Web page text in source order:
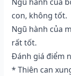
con, không tốt.
Ngũ hành của
rất tốt.
Đánh giá điểm
* Thiên can